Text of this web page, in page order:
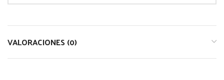
VALORACIONES (0)